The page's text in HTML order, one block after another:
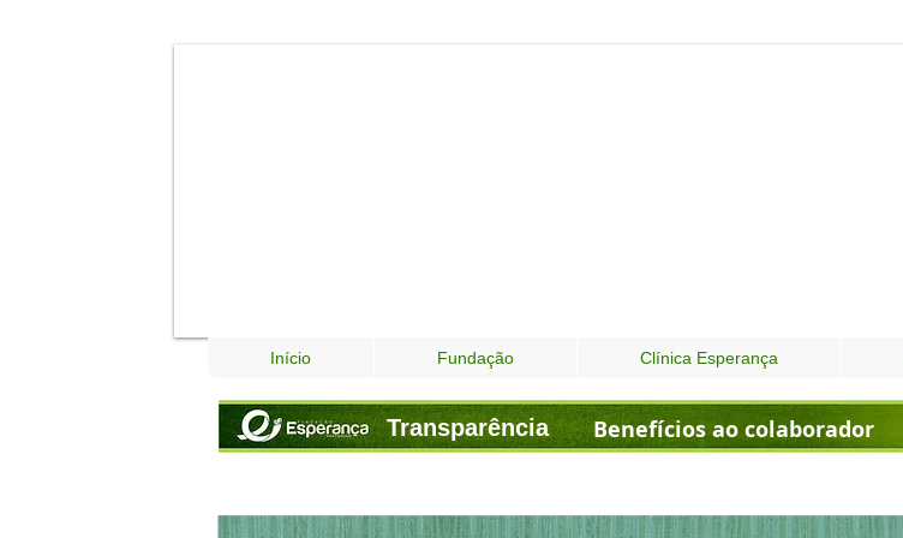
Início Fundação Clínica Esperança
Transparência Benefícios ao colaborador